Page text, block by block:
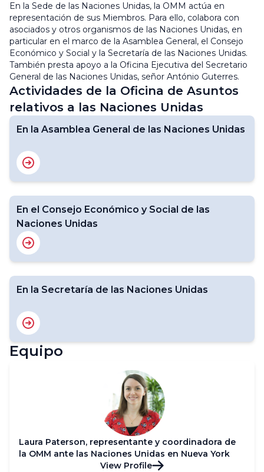
En la Sede de las Naciones Unidas, la OMM actúa en
representación de sus Miembros. Para ello, colabora con
asociados y otros organismos de las Naciones Unidas, en
particular en el marco de la Asamblea General, el Consejo
Económico y Social y la Secretaría de las Naciones Unidas.
También presta apoyo a la Oficina Ejecutiva del Secretario
General de las Naciones Unidas, señor António Guterres.
Actividades de la Oficina de Asuntos
relativos a las Naciones Unidas
En la Asamblea General de las Naciones Unidas
En el Consejo Económico y Social de las
Naciones Unidas
En la Secretaría de las Naciones Unidas
Equipo
Laura Paterson, representante y coordinadora de
la OMM ante las Naciones Unidas en Nueva York
View Profile